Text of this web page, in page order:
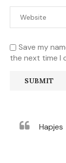
Save my
the next time I
Hapjes